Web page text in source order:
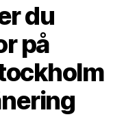
du
på